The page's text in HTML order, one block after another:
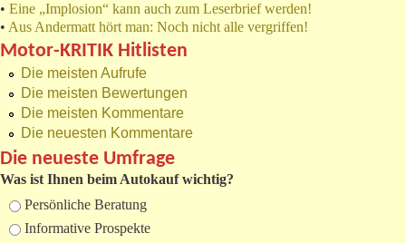
• Eine „Implosion“ kann auch zum Leserbrief werden!
• Aus Andermatt hört man: Noch nicht alle vergriffen!
Motor-KRITIK Hitlisten
Die meisten Aufrufe
Die meisten Bewertungen
Die meisten Kommentare
Die neuesten Kommentare
Die neueste Umfrage
Was ist Ihnen beim Autokauf wichtig?
Auswahlmöglichkeiten
Persönliche Beratung
Informative Prospekte